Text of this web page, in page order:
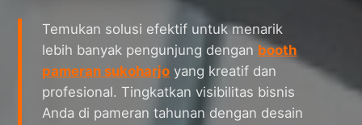
Temukan solusi efektif untuk menarik
lebih banyak pengunjung dengan booth
pameran sukoharjo yang kreatif dan
profesional. Tingkatkan visibilitas bisnis
Anda di pameran tahunan dengan desain